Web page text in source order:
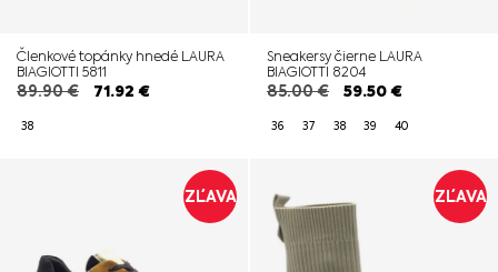
Členkové topánky hnedé LAURA
BIAGIOTTI 5811
89.90€ 71.92 €
38
Sneakersy čierne LAURA
BIAGIOTTI 8204
85.00€ 59.50€
36 37 38 39 40
ZĽAVA ZĽAVA